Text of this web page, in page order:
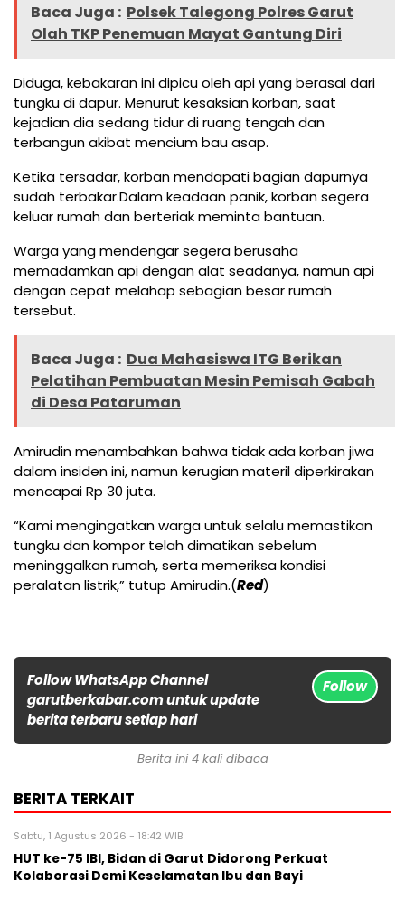
Baca Juga : Polsek Talegong Polres Garut
Olah TKP Penemuan Mayat Gantung Diri
Diduga, kebakaran ini dipicu oleh api yang berasal dari
tungku di dapur. Menurut kesaksian korban, saat
kejadian dia sedang tidur di ruang tengah dan
terbangun akibat mencium bau asap.
Ketika tersadar, korban mendapati bagian dapurnya
sudah terbakar.Dalam keadaan panik, korban segera
keluar rumah dan berteriak meminta bantuan.
Warga yang mendengar segera berusaha
memadamkan api dengan alat seadanya, namun api
dengan cepat melahap sebagian besar rumah
tersebut.
Baca Juga : Dua Mahasiswa ITG Berikan
Pelatihan Pembuatan Mesin Pemisah Gabah
di Desa Pataruman
Amirudin menambahkan bahwa tidak ada korban jiwa
dalam insiden ini, namun kerugian materil diperkirakan
mencapai Rp 30 juta.
“Kami mengingatkan warga untuk selalu memastikan
tungku dan kompor telah dimatikan sebelum
meninggalkan rumah, serta memeriksa kondisi
peralatan listrik,” tutup Amirudin.(Red)
Follow WhatsApp Channel
garutberkabar.com untuk update
berita terbaru setiap hari
Follow
Berita ini 4 kali dibaca
BERITA TERKAIT
Sabtu, 1 Agustus 2026 - 18:42 WIB
HUT ke-75 IBI, Bidan di Garut Didorong Perkuat
Kolaborasi Demi Keselamatan Ibu dan Bayi